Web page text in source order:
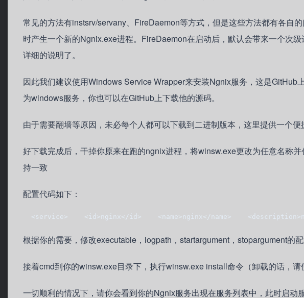
常见的方法有instsrv/servany、FireDaemon等方式，但是这些方法都有各自
时产生一个新的Ngnix.exe进程。FireDaemon在启动后，默认会带来一个次
详细的说明了。
因此我们建议使用Windows Service Wrapper来安装Ngnix服务，这是GitHub
为windows服务，你也可以在GitHub上下载他的源码。
由于需要翻墙等原因，未必每个人都可以下载到二进制版本，这里提供一个便
好下载完成后，干掉你原来在跑的ngnix进程，将winsw.exe更改为任意名称
持一致
配置代码如下：
<service>    <id>nginx</id>    <name>nginx</name>
根据你的需要，修改executable，logpath，startargument，stopargument的配
接着cmd到你的winsw.exe目录下，执行winsw.exe install命令（卸载的话，
一切顺利的情况下，请你会看到你的Ngnix服务出现在服务列表中，此时启